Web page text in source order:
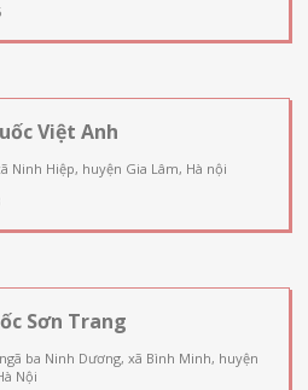
Việt Anh
Ninh Hiệp, huyện Gia Lâm, Hà nội
Sơn Trang
ba Ninh Dương, xã Bình Minh, huyện
Nội